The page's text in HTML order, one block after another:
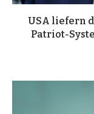
USA liefern
Patriot-